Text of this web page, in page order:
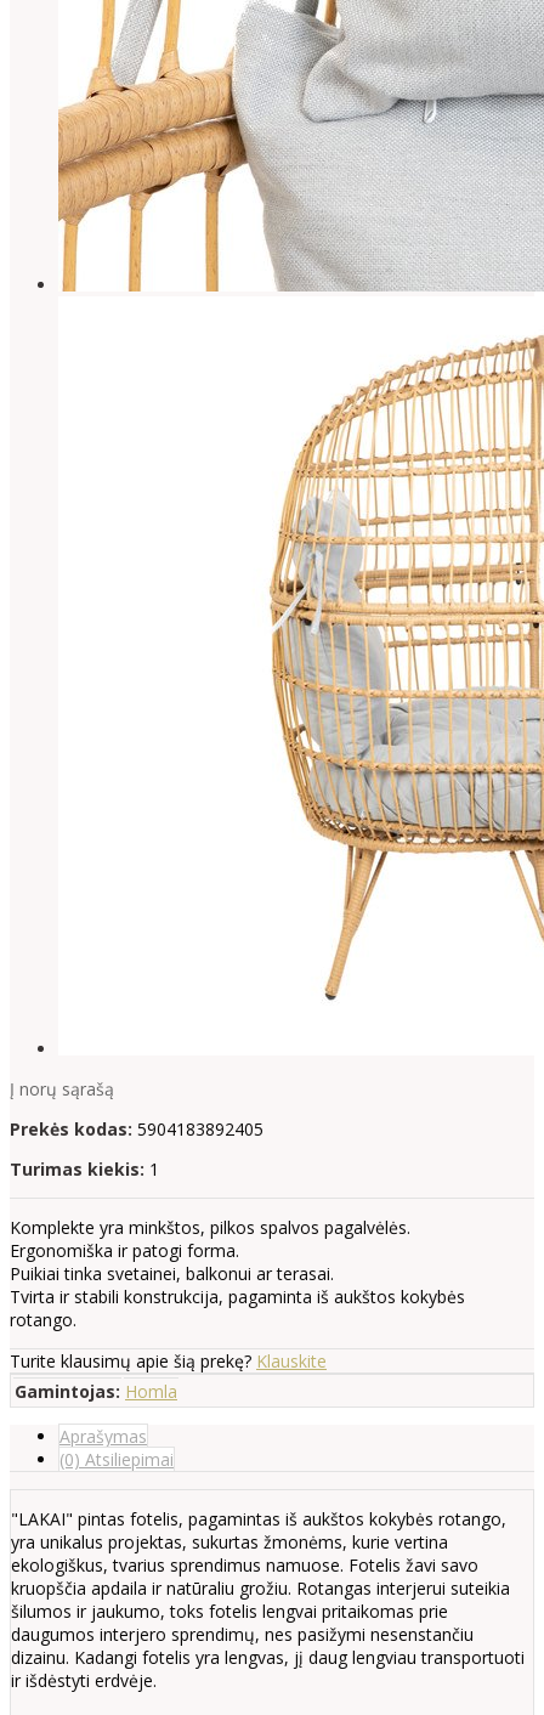
Į norų sąrašą
Prekės kodas: 5904183892405
Turimas kiekis: 1
Komplekte yra minkštos, pilkos spalvos pagalvėlės.
Ergonomiška ir patogi forma.
Puikiai tinka svetainei, balkonui ar terasai.
Tvirta ir stabili konstrukcija, pagaminta iš aukštos kokybės
rotango.
Turite klausimų apie šią prekę? Klauskite
Gamintojas: Homla
Aprašymas
(0) Atsiliepimai
"LAKAI" pintas fotelis, pagamintas iš aukštos kokybės rotango,
yra unikalus projektas, sukurtas žmonėms, kurie vertina
ekologiškus, tvarius sprendimus namuose. Fotelis žavi savo
kruopščia apdaila ir natūraliu grožiu. Rotangas interjerui suteikia
šilumos ir jaukumo, toks fotelis lengvai pritaikomas prie
daugumos interjero sprendimų, nes pasižymi nesenstančiu
dizainu. Kadangi fotelis yra lengvas, jį daug lengviau transportuoti
ir išdėstyti erdvėje.